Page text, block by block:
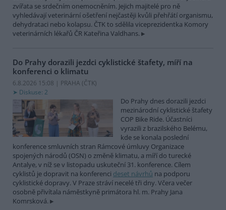
zvířata se srdečním onemocněním. Jejich majitelé pro ně
vyhledávají veterinární ošetření nejčastěji kvůli přehřátí organismu,
dehydrataci nebo kolapsu. ČTK to sdělila viceprezidentka Komory
veterinárních lékařů ČR Kateřina Valdhans.
Do Prahy dorazili jezdci cyklistické štafety, míří na
konferenci o klimatu
6.8.2026 15:08 | PRAHA (ČTK)
Diskuse: 2
Do Prahy dnes dorazili jezdci
mezinárodní cyklistické štafety
COP Bike Ride. Účastníci
vyrazili z brazilského Belému,
kde se konala poslední
konference smluvních stran Rámcové úmluvy Organizace
spojených národů (OSN) o změně klimatu, a míří do turecké
Antalye, v níž se v listopadu uskuteční 31. konference. Cílem
cyklistů je dopravit na konferenci deset návrhů na podporu
cyklistické dopravy. V Praze stráví necelé tři dny. Včera večer
osobně přivítala náměstkyně primátora hl. m. Prahy Jana
Komrsková.